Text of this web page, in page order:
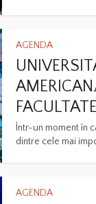
AGENDA
Într-un moment în
dintre cele mai
AGENDA